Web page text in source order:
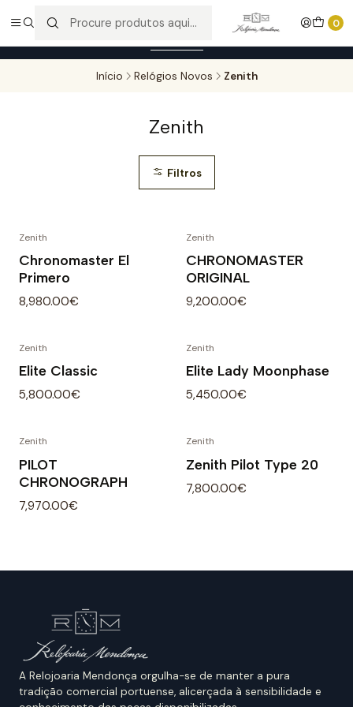
0
Entregas gratuitas para compras superiores a 100,00€ - Todas as
encomendas serão sujeitas a confirmação de stock.
Início Relógios Novos Zenith
Zenith
Filtros
Zenith
Chronomaster El
Primero
8,980.00€
Zenith
CHRONOMASTER
ORIGINAL
9,200.00€
Zenith
Elite Classic
5,800.00€
Zenith
Elite Lady Moonphase
5,450.00€
Zenith
PILOT
CHRONOGRAPH
7,970.00€
Zenith
Zenith Pilot Type 20
7,800.00€
A Relojoaria Mendonça orgulha-se de manter a pura
tradição comercial portuense, alicerçada à sensibilidade e